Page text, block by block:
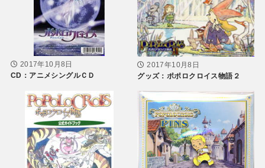
2017年10月8日
CD：アニメシングルＣＤ
2017年10月8日
グッズ：ポポロクロイス物語２